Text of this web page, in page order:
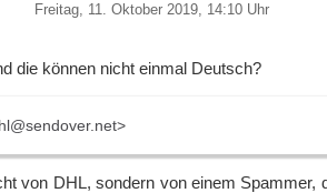
Freitag, 11. Oktober 2019, 14:10 Uhr
die können nicht einmal Deutsch?
von DHL, sondern von einem Spammer,